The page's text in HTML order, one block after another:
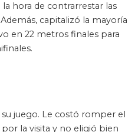
hora de contrarrestar las
capitalizó la mayoría
en 22 metros finales para
juego. Le costó romper el
la visita y no eligió bien